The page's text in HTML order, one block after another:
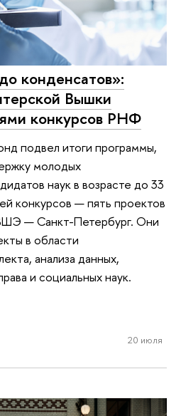
конденсатов»:
Вышки
конкурсов РНФ
подвел итоги программы,
молодых
наук в возрасте до 33
конкурсов — пять проектов
— Санкт-Петербург. Они
в области
анализа данных,
и социальных наук.
20 июля